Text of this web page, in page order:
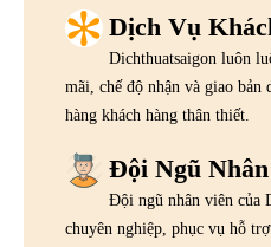
Dịch Vụ
Dichthuatsaigon luôn
mãi, chế độ nhận và giao bản
hàng khách hàng thân thiết.
Đội Ngũ
Đội ngũ nhân viên của
chuyên nghiệp, phục vụ hỗ